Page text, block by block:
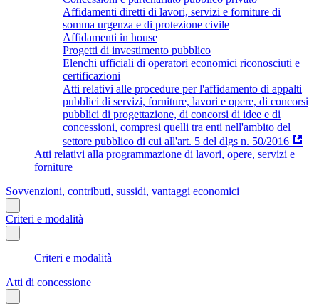
Affidamenti diretti di lavori, servizi e forniture di
somma urgenza e di protezione civile
Affidamenti in house
Progetti di investimento pubblico
Elenchi ufficiali di operatori economici riconosciuti e
certificazioni
Atti relativi alle procedure per l'affidamento di appalti
pubblici di servizi, forniture, lavori e opere, di concorsi
pubblici di progettazione, di concorsi di idee e di
concessioni, compresi quelli tra enti nell'ambito del
settore pubblico di cui all'art. 5 del dlgs n. 50/2016
Atti relativi alla programmazione di lavori, opere, servizi e
forniture
Sovvenzioni, contributi, sussidi, vantaggi economici
Criteri e modalità
Criteri e modalità
Atti di concessione